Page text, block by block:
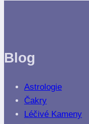
Blog
Astrologie
Čakry
Léčivé Kameny